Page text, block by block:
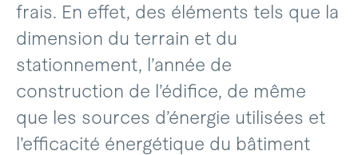
frais. En effet, des éléments tels que la
dimension du terrain et du
stationnement, l’année de
construction de l’édifice, de même
que les sources d’énergie utilisées et
l’efficacité énergétique du bâtiment